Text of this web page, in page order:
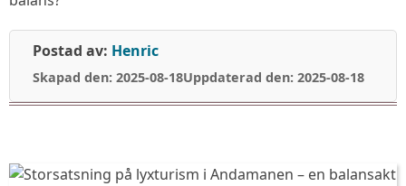
Postad av: Henric
Skapad den: 2025-08-18Uppdaterad den: 2025-08-18